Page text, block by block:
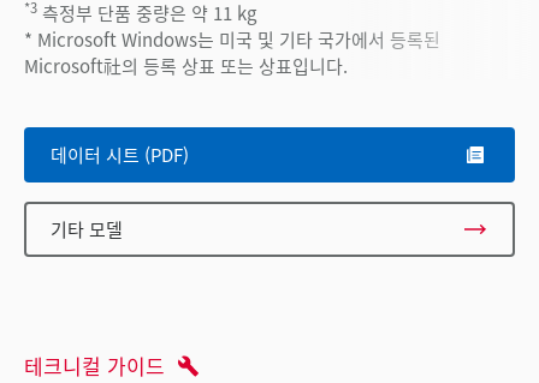
*3 측정부 단품 중량은 약 11 kg
* Microsoft Windows는 미국 및 기타 국가에서 등록된
Microsoft社의 등록 상표 또는 상표입니다.
데이터 시트 (PDF)
기타 모델
테크니컬 가이드